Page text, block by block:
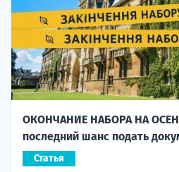
ОКОНЧАНИЕ НАБОРА НА
последний шанс подать
Статья